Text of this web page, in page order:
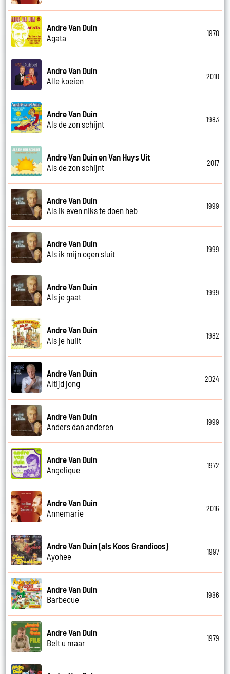
Andre Van Duin
Agata
1970
Andre Van Duin
Alle koeien
2010
Andre Van Duin
Als de zon schijnt
1983
Andre Van Duin en Van Huys Uit
Als de zon schijnt
2017
Andre Van Duin
Als ik even niks te doen heb
1999
Andre Van Duin
Als ik mijn ogen sluit
1999
Andre Van Duin
Als je gaat
1999
Andre Van Duin
Als je huilt
1982
Andre Van Duin
Altijd jong
2024
Andre Van Duin
Anders dan anderen
1999
Andre Van Duin
Angelique
1972
Andre Van Duin
Annemarie
2016
Andre Van Duin (als Koos Grandioos)
Ayohee
1997
Andre Van Duin
Barbecue
1986
Andre Van Duin
Belt u maar
1979